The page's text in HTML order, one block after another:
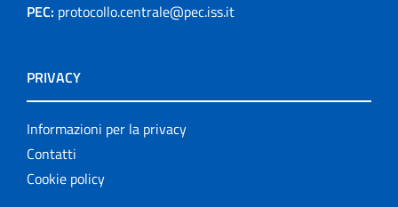
PEC: protocollo.centrale@pec.iss.it
PRIVACY
Informazioni per la privacy
Contatti
Cookie policy